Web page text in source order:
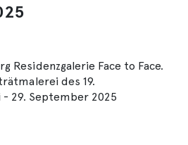
Residenzgalerie Face to Face.
des 19.
29. September 2025